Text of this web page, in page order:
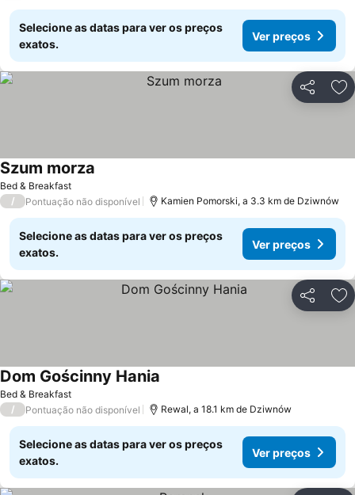
Selecione as datas para ver os preços
exatos.
Ver preços
Partilhar
Bed & Breakfast
Szum morza
/ Pontuação não disponível Kamien Pomorski, a 3.3 km de Dziwnów
Selecione as datas para ver os preços
exatos.
Ver preços
Partilhar
Bed & Breakfast
Dom Gościnny Hania
/ Pontuação não disponível Rewal, a 18.1 km de Dziwnów
Selecione as datas para ver os preços
exatos.
Ver preços